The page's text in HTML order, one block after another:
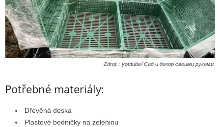
Zdroj: : youtube/ Сад и декор своими руками.
Potřebné materiály:
Dřevěná deska
Plastové bedničky na zeleninu